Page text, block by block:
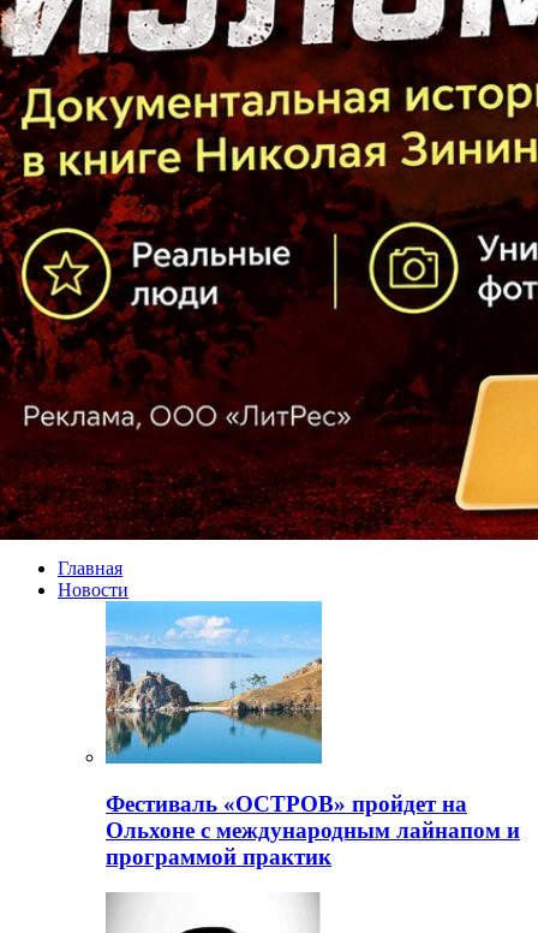
Главная
Новости
Фестиваль «ОСТРОВ» пройдет на
Ольхоне с международным лайнапом и
программой практик